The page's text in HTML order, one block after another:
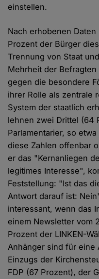
einstellen.
Nach erhobenen
Prozent der Bürger
Trennung von Staat
Mehrheit der
gegen die besondere
ihrer Rolle als zentrale
System der staatlich
lehnen zwei Drittel (64
Parlamentarier, so
diese Zahlen offenbar
er das "Kernanliegen
legitimes Interesse",
Feststellung: "Ist das
Antwort darauf ist:
interessant, wenn das
einem Newsletter vom
Prozent der LINKEN-
Anhänger sind für eine
Einzugs der
FDP (67 Prozent), der